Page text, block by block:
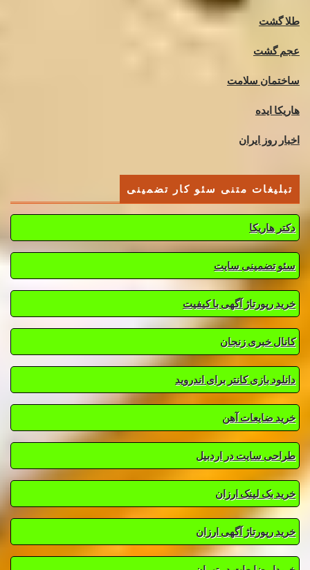
طلا گشت
عجم گشت
ساختمان سلامت
هاریکا ایده
اخبار روز ایران
تبلیغات متنی سئو کار تضمینی
دکتر هاریکا
سئو تضمینی سایت
خرید رپورتاژ آگهی با کیفیت
کانال خبری زنجان
دانلود بازی کانتر برای اندروید
خرید ضایعات آهن
طراحی سایت در اردبیل
خرید بک لینک ارزان
خرید رپورتاژ آگهی ارزان